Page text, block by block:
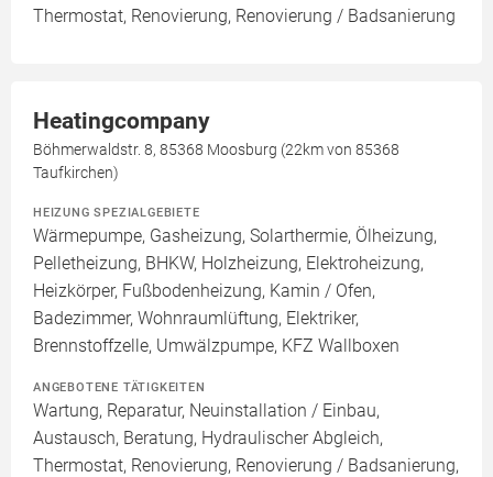
Thermostat, Renovierung, Renovierung / Badsanierung
Heatingcompany
Böhmerwaldstr. 8, 85368 Moosburg (22km von 85368
Taufkirchen)
HEIZUNG SPEZIALGEBIETE
Wärmepumpe, Gasheizung, Solarthermie, Ölheizung,
Pelletheizung, BHKW, Holzheizung, Elektroheizung,
Heizkörper, Fußbodenheizung, Kamin / Ofen,
Badezimmer, Wohnraumlüftung, Elektriker,
Brennstoffzelle, Umwälzpumpe, KFZ Wallboxen
ANGEBOTENE TÄTIGKEITEN
Wartung, Reparatur, Neuinstallation / Einbau,
Austausch, Beratung, Hydraulischer Abgleich,
Thermostat, Renovierung, Renovierung / Badsanierung,